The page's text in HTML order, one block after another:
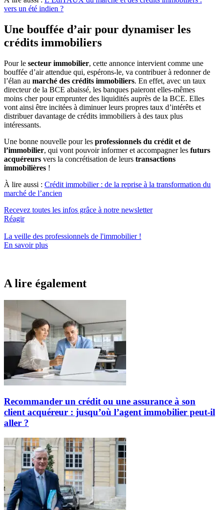
vers un été indien ?
Une bouffée d’air pour dynamiser les
crédits immobiliers
Pour le secteur immobilier, cette annonce intervient comme une
bouffée d’air attendue qui, espérons-le, va contribuer à redonner de
l’élan au marché des crédits immobiliers. En effet, avec un taux
directeur de la BCE abaissé, les banques paieront elles-mêmes
moins cher pour emprunter des liquidités auprès de la BCE. Elles
vont ainsi être incitées à diminuer leurs propres taux d’intérêts et
distribuer davantage de crédits immobiliers à des taux plus
intéressants.
Une bonne nouvelle pour les professionnels du crédit et de
l’immobilier, qui vont pouvoir informer et accompagner les futurs
acquéreurs vers la concrétisation de leurs transactions
immobilières !
À lire aussi : Crédit immobilier : de la reprise à la transformation du
marché de l’ancien
Recevez toutes les infos grâce à notre newsletter
Réagir
La veille des professionnels de l'immobilier!
En savoir plus
A lire également
Recommander un crédit ou une assurance à son
client acquéreur : jusqu’où l’agent immobilier peut-il
aller ?